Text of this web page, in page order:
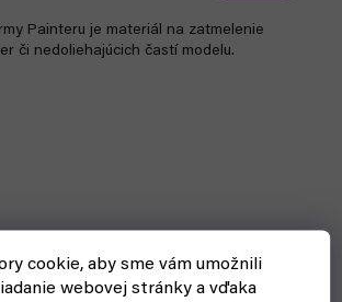
cookie, aby sme vám umožnili
webovej stránky a vďaka
Painteru je materiál na zatmelenie
či nedoliehajúcich častí modelu.